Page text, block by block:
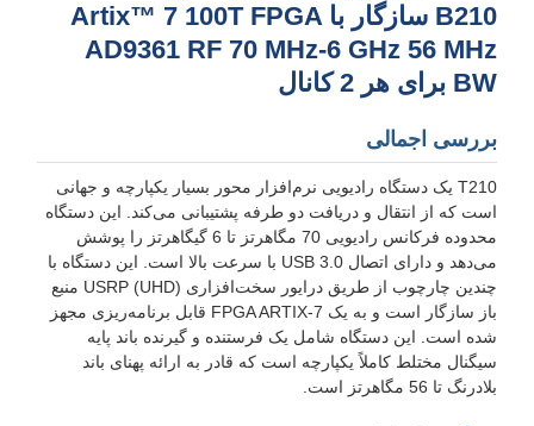
B210 سازگار با Artix™ 7 100T FPGA
AD9361 RF 70 MHz-6 GHz 56 MHz
BW برای هر 2 کانال
بررسی اجمالی
T210 یک دستگاه رادیویی نرم‌افزار محور بسیار یکپارچه و جهانی
است که از انتقال و دریافت دو طرفه پشتیبانی می‌کند. این دستگاه
محدوده فرکانس رادیویی 70 مگاهرتز تا 6 گیگاهرتز را پوشش
می‌دهد و دارای اتصال USB 3.0 با سرعت بالا است. این دستگاه با
چندین چارچوب از طریق درایور سخت‌افزاری USRP (UHD) منبع
باز سازگار است و به یک FPGA ARTIX-7 قابل برنامه‌ریزی مجهز
شده است. این دستگاه شامل یک فرستنده و گیرنده باند پایه
سیگنال مختلط کاملاً یکپارچه است که قادر به ارائه پهنای باند
بلادرنگ تا 56 مگاهرتز است.